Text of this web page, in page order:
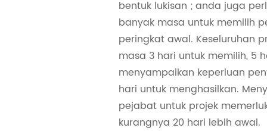
bentuk lukisan ; anda juga
banyak masa untuk memilih
peringkat awal. Keseluruhan
masa 3 hari untuk memilih, 5
menyampaikan keperluan
hari untuk menghasilkan.
pejabat untuk projek
kurangnya 20 hari lebih awal.